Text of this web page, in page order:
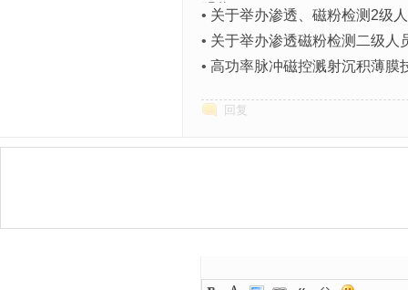
明奖
• 关于举办渗透、磁粉检测2级
• 关于举办渗透磁粉检测二级人
• 高功率脉冲磁控溅射沉积薄膜
回复